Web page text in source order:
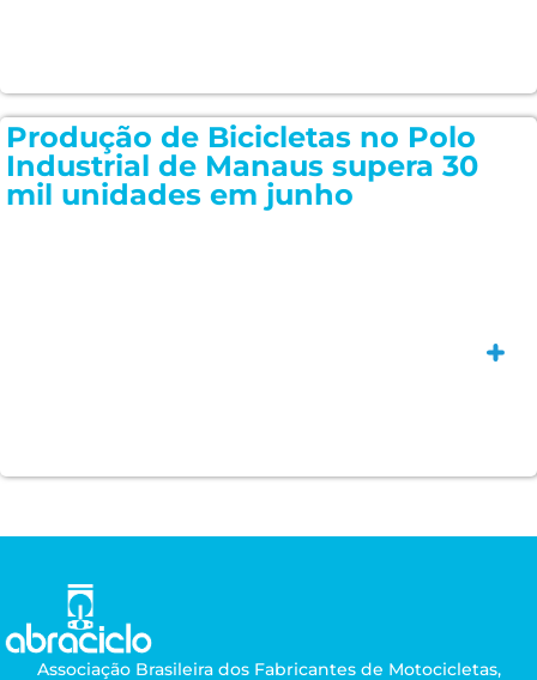
Produção de Bicicletas no Polo
Industrial de Manaus supera 30
mil unidades em junho
Associação Brasileira dos Fabricantes de Motocicletas,